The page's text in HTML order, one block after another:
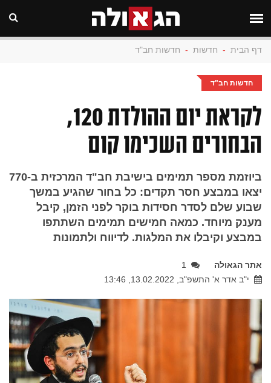
דף הבית - חדשות - חדשות חב"ד
חדשות חב"ד
לקראת יום ההולדת 120,
הבחורים השכימו קום
ביוזמת מספר תמימים בישיבת חב"ד המרכזית ב-770
יצאו במבצע חסר תקדים: כל בחור שהגיע במשך
שבוע שלם לסדר חסידות בוקר לפני הזמן, קיבל
מענק מיוחד. כמאה חמישים תמימים השתתפו
במבצע וקיבלו את המלגות. לדיווח ולתמונות
אתר הגאולה
1
י"ב אדר א' התשפ"ב, 13.02.2022, 13:46